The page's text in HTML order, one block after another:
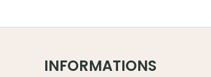
INFORMATIONS